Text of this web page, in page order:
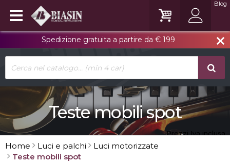
close
Spedizione gratuita a partire da € 199
Blog
Teste mobili spot
Prezzi Iva inclusa
Home Luci e palchi
Luci motorizzate
Teste mobili spot